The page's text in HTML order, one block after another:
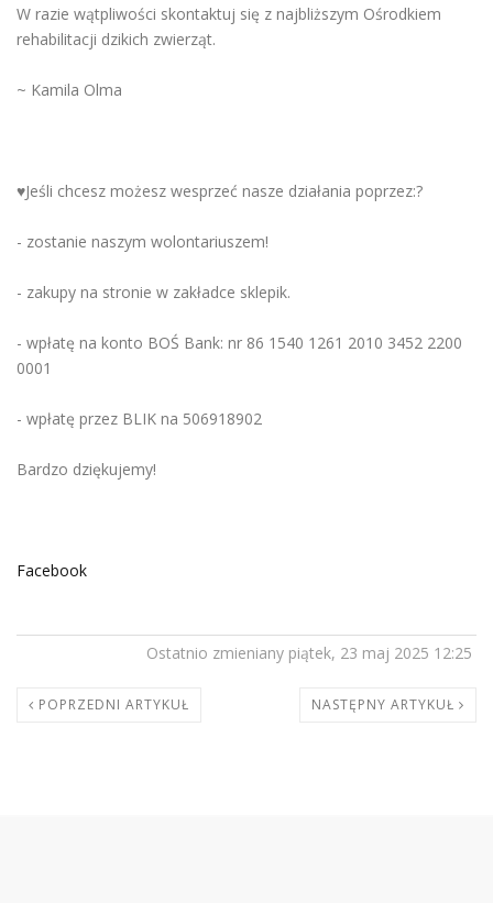
W razie wątpliwości skontaktuj się z najbliższym Ośrodkiem
rehabilitacji dzikich zwierząt.
~ Kamila Olma
♥️Jeśli chcesz możesz wesprzeć nasze działania poprzez:?
- zostanie naszym wolontariuszem!
- zakupy na stronie w zakładce sklepik.
- wpłatę na konto BOŚ Bank: nr 86 1540 1261 2010 3452 2200
0001
- wpłatę przez BLIK na 506918902
Bardzo dziękujemy!
Facebook
Ostatnio zmieniany piątek, 23 maj 2025 12:25
POPRZEDNI ARTYKUŁ NASTĘPNY ARTYKUŁ